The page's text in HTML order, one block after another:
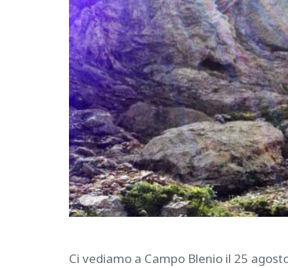
Ci vediamo a Campo Blenio il 25